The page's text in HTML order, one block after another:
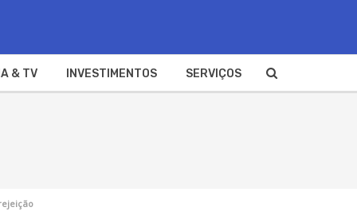
& TV INVESTIMENTOS SERVIÇOS